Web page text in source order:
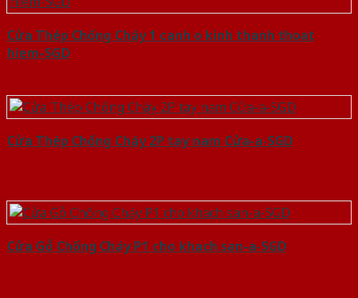
Cửa Thép Chống Cháy 1 canh o kinh thanh thoat
hiem-SGD
Cửa Thép Chống Cháy 2P tay nam Cửa-a-SGD
Cửa Gỗ Chống Cháy P1 cho khach san-a-SGD